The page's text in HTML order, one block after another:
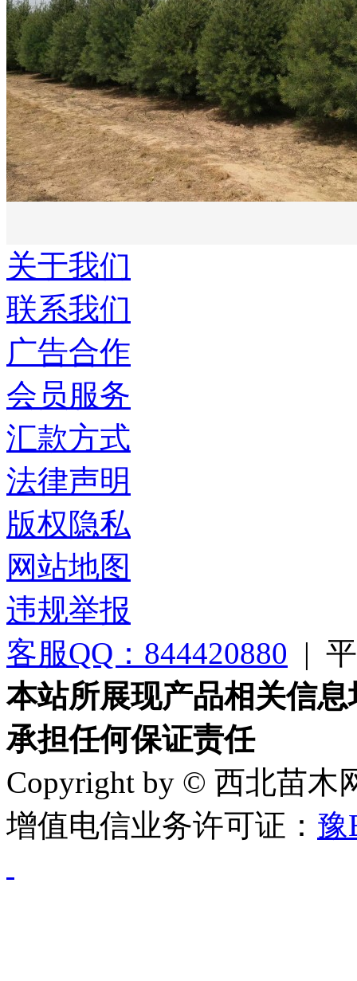
关于我们
联系我们
广告合作
会员服务
汇款方式
法律声明
版权隐私
网站地图
违规举报
客服QQ：844420880 |
本站所展现产品相关信
承担任何保证责任
Copyright by © 西北苗木
增值电信业务许可证： 豫